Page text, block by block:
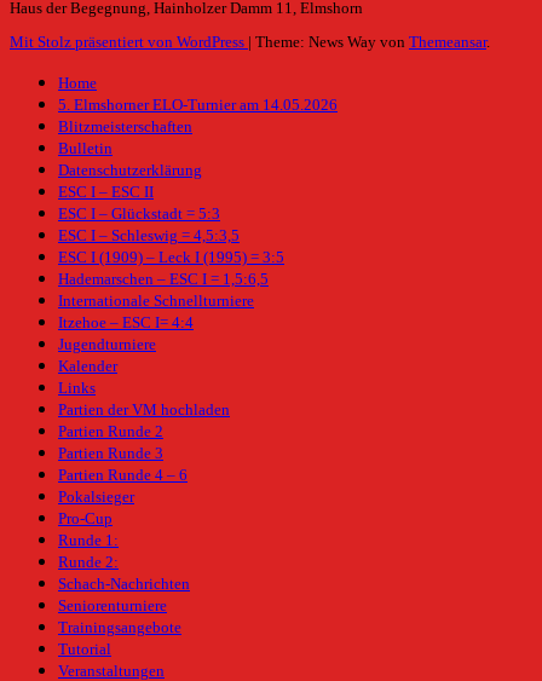
Haus der Begegnung, Hainholzer Damm 11, Elmshorn
Mit Stolz präsentiert von WordPress | Theme: News Way von Themeansar.
Home
5. Elmshorner ELO-Turnier am 14.05.2026
Blitzmeisterschaften
Bulletin
Datenschutzerklärung
ESC I – ESC II
ESC I – Glückstadt = 5:3
ESC I – Schleswig = 4,5:3,5
ESC I (1909) – Leck I (1995) = 3:5
Hademarschen – ESC I = 1,5:6,5
Internationale Schnellturniere
Itzehoe – ESC I= 4:4
Jugendturniere
Kalender
Links
Partien der VM hochladen
Partien Runde 2
Partien Runde 3
Partien Runde 4 – 6
Pokalsieger
Pro-Cup
Runde 1:
Runde 2:
Schach-Nachrichten
Seniorenturniere
Trainingsangebote
Tutorial
Veranstaltungen